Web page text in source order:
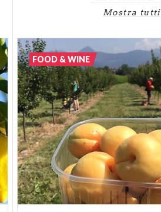
Mostra tutti
FOOD & WINE